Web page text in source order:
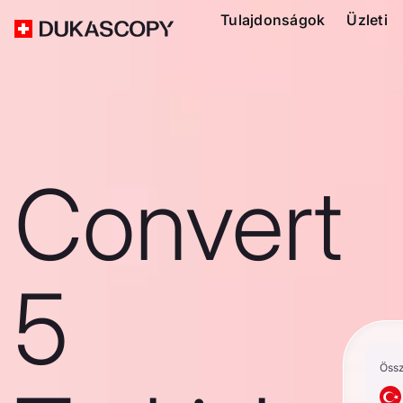
Tulajdonságok Üzleti
Convert
5